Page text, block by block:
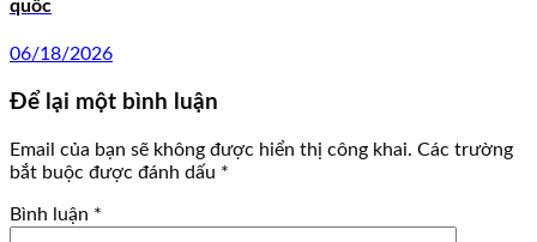
quốc
06/18/2026
Để lại một bình luận
Email của bạn sẽ không được hiển thị công khai. Các trường
bắt buộc được đánh dấu *
Bình luận *